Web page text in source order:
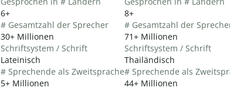
6+
# Gesamtzahl der Sprecher
30+ Millionen
Schriftsystem / Schrift
Lateinisch
# Sprechende als Zweitsprache
5+ Millionen
8+
# Gesamtzahl der
71+ Millionen
Schriftsystem / Schrift
Thailändisch
# Sprechende als
44+ Millionen